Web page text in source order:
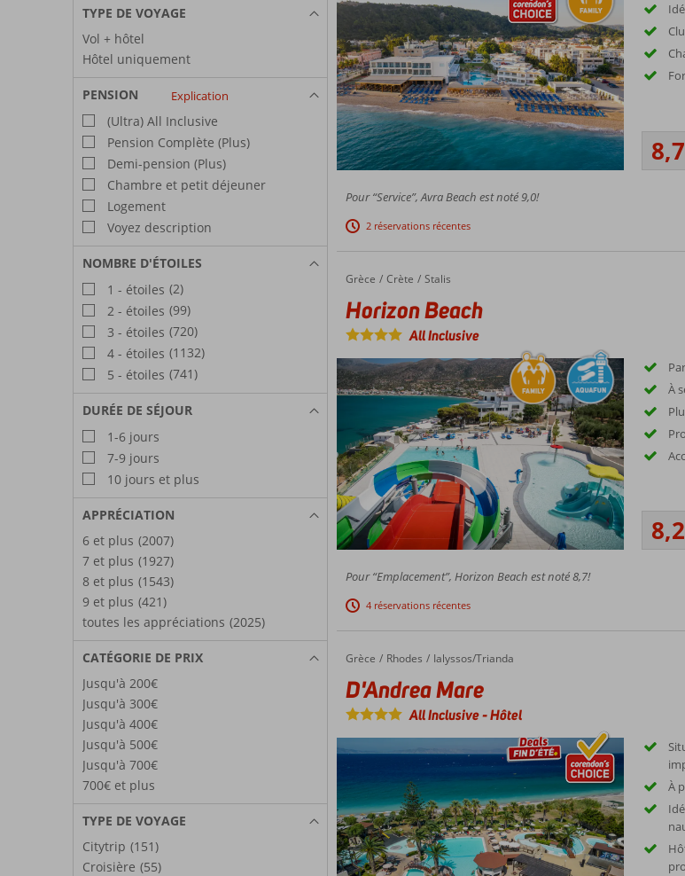
TYPE DE VOYAGE
Vol + hôtel
Hôtel uniquement
PENSION Explication
(Ultra) All Inclusive
Pension Complète (Plus)
Demi-pension (Plus)
Chambre et petit déjeuner
Logement
Voyez description
NOMBRE D'ÉTOILES
1 - étoiles (2)
2 - étoiles (99)
3 - étoiles (720)
4 - étoiles (1132)
5 - étoiles (741)
DURÉE DE SÉJOUR
1-6 jours
7-9 jours
10 jours et plus
APPRÉCIATION
6 et plus (2007)
7 et plus (1927)
8 et plus (1543)
9 et plus (421)
toutes les appréciations (2025)
CATÉGORIE DE PRIX
Jusqu'à 200€
Jusqu'à 300€
Jusqu'à 400€
Jusqu'à 500€
Jusqu'à 700€
700€ et plus
TYPE DE VOYAGE
Citytrip (151)
Croisière (55)
8,7
Pour “Service”, Avra Beach est noté 9,0!
2 réservations récentes
Accueil
Grèce Crète Stalis
Horizon Beach
Horizon Beach
All Inclusive
À
8,2
Pour “Emplacement”, Horizon Beach est noté 8,7!
4 réservations récentes
Accueil
Grèce Rhodes Ialyssos/Trianda
D'Andrea Mare
D'Andrea Mare
All Inclusive-Hôtel
À